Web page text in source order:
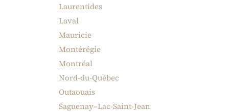
Laurentides
Laval
Mauricie
Montérégie
Montréal
Nord-du-Québec
Outaouais
Saguenay–Lac-Saint-Jean